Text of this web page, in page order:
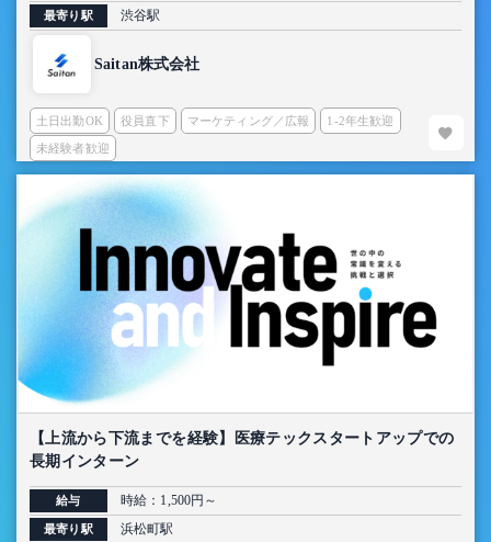
最寄り駅 渋谷駅
Saitan株式会社
土日出勤OK 役員直下 マーケティング／広報 1-2年生歓迎
未経験者歓迎
【上流から下流までを経験】医療テックスタートアップでの
長期インターン
給与 時給：1,500円～
最寄り駅 浜松町駅